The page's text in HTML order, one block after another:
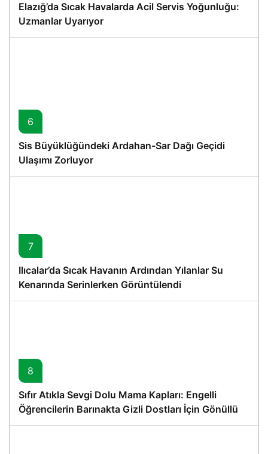
Elazığ’da Sıcak Havalarda Acil Servis Yoğunluğu:
Uzmanlar Uyarıyor
6
Sis Büyüklüğündeki Ardahan-Sar Dağı Geçidi
Ulaşımı Zorluyor
7
Ilıcalar’da Sıcak Havanın Ardından Yılanlar Su
Kenarında Serinlerken Görüntülendi
8
Sıfır Atıkla Sevgi Dolu Mama Kapları: Engelli
Öğrencilerin Barınakta Gizli Dostları İçin Gönüllü
Proje